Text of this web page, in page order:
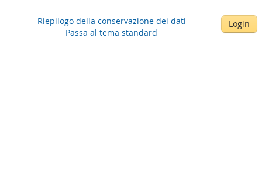
Login
Riepilogo della conservazione dei dati
Passa al tema standard